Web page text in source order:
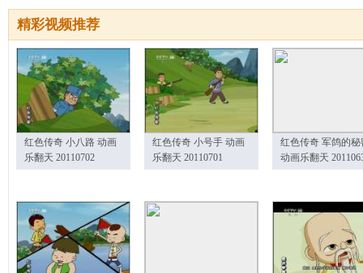
精彩视频推荐
红色传奇 小八路 动画
乐翻天 20110702
红色传奇 小号手 动画
乐翻天 20110701
红色传奇 军鸽的秘
动画乐翻天